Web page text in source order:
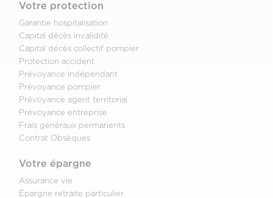
Votre protection
Garantie hospitalisation
Capital décès invalidité
Capital décès collectif pompier
Protection accident
Prévoyance indépendant
Prévoyance pompier
Prévoyance agent territorial
Prévoyance entreprise
Frais généraux permanents
Contrat Obsèques
Votre épargne
Assurance vie
Épargne retraite particulier